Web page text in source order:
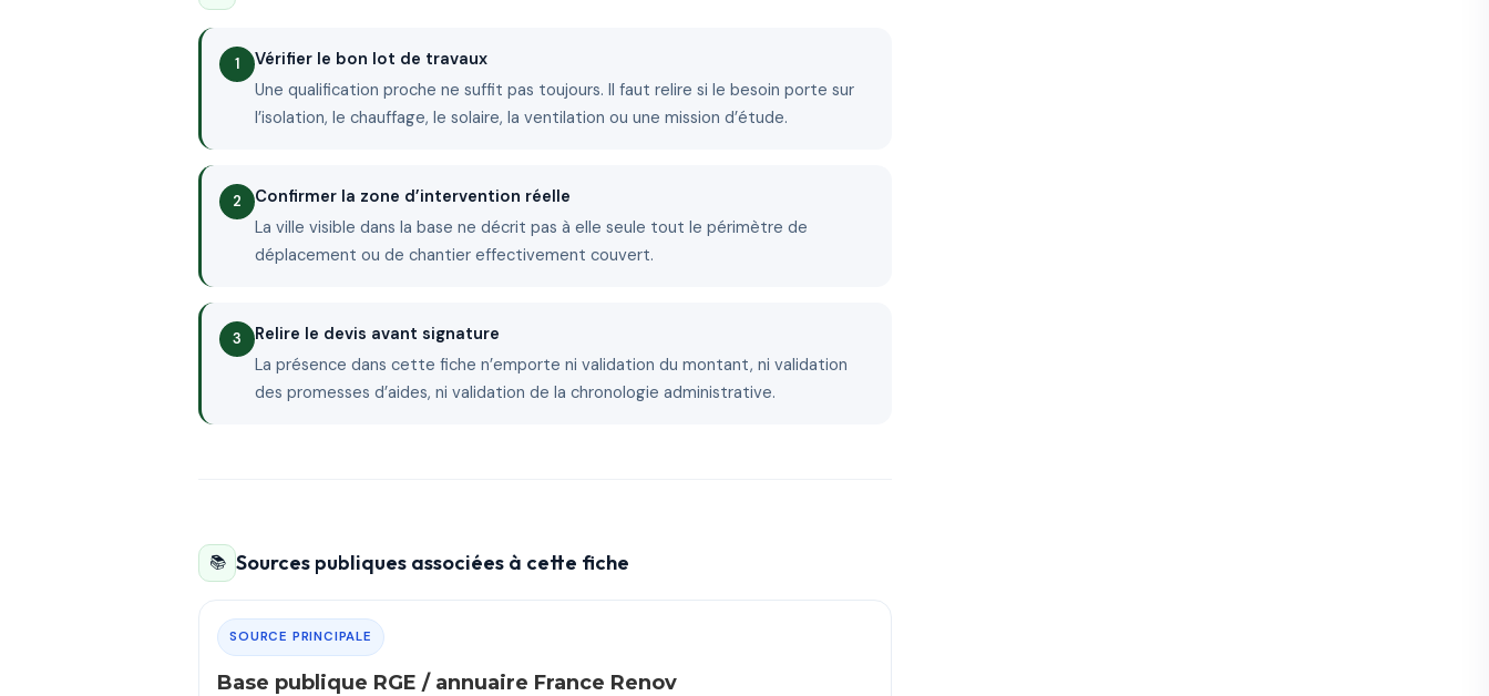
Vérifier le bon lot de travaux
Une qualification proche ne suffit pas toujours. Il faut relire si le besoin porte sur
l’isolation, le chauffage, le solaire, la ventilation ou une mission d’étude.
Confirmer la zone d’intervention réelle
La ville visible dans la base ne décrit pas à elle seule tout le périmètre de
déplacement ou de chantier effectivement couvert.
Relire le devis avant signature
La présence dans cette fiche n’emporte ni validation du montant, ni validation
des promesses d’aides, ni validation de la chronologie administrative.
📚 Sources publiques associées à cette fiche
SOURCE PRINCIPALE
Base publique RGE / annuaire France Renov